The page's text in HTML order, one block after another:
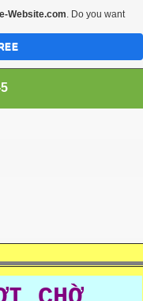
Website.com. Do you want